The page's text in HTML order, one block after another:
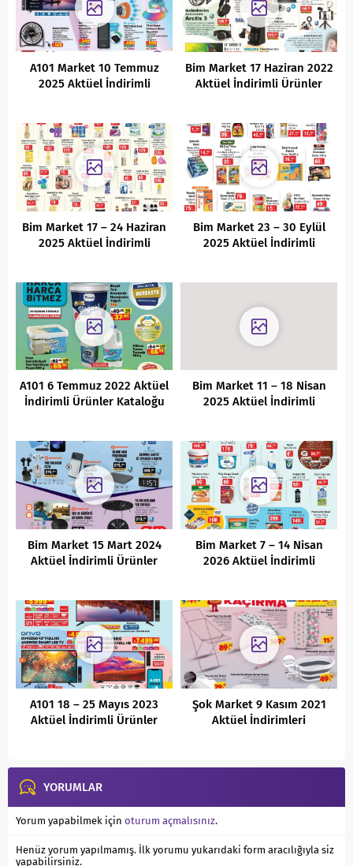
A101 Market 10 Temmuz
2025 Aktüel İndirimli
Bim Market 17 Haziran 2022
Aktüel İndirimli Ürünler
Bim Market 17 – 24 Haziran
2025 Aktüel İndirimli
Bim Market 23 – 30 Eylül
2025 Aktüel İndirimli
A101 6 Temmuz 2022 Aktüel
İndirimli Ürünler Kataloğu
Bim Market 11 – 18 Nisan
2025 Aktüel İndirimli
Bim Market 15 Mart 2024
Aktüel İndirimli Ürünler
Bim Market 7 – 14 Nisan
2026 Aktüel İndirimli
A101 18 – 25 Mayıs 2023
Aktüel İndirimli Ürünler
Şok Market 9 Kasım 2021
Aktüel İndirimleri
YORUMLAR
Yorum yapabilmek için oturum açmalısınız.
Henüz yorum yapılmamış. İlk yorumu yukarıdaki form aracılığıyla siz
yapabilirsiniz.